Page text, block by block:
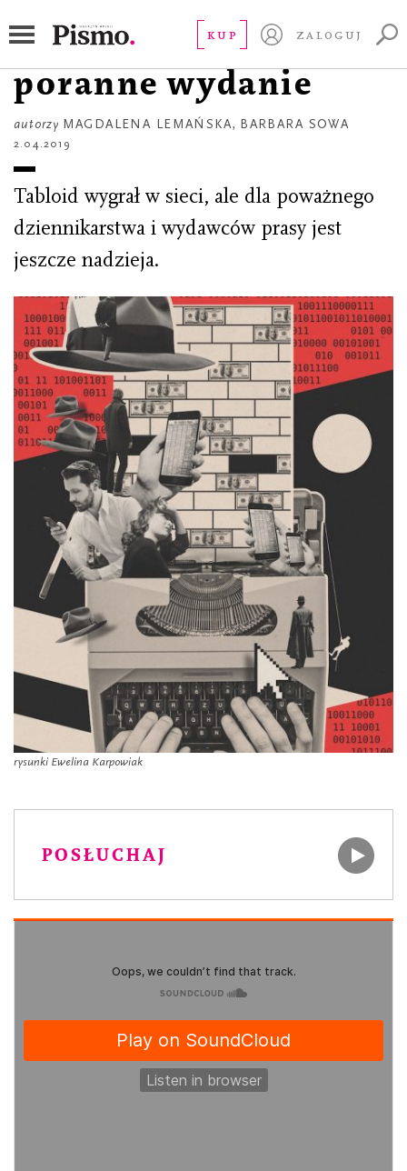
KUP ZALOGUJ
Nikt nie czeka na
poranne wydanie
autorzy MAGDALENA LEMAŃSKA, BARBARA SOWA
2.04.2019
Tabloid wygrał w sieci, ale dla poważnego
dziennikarstwa i wydawców prasy jest
jeszcze nadzieja.
rysunki Ewelina Karpowiak
POSŁUCHAJ